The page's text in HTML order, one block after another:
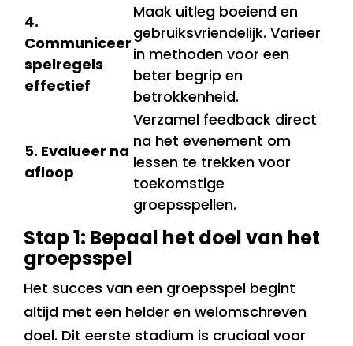
4.
Communiceer
spelregels
effectief
Maak uitleg boeiend en
gebruiksvriendelijk. Varieer
in methoden voor een
beter begrip en
betrokkenheid.
5. Evalueer na
afloop
Verzamel feedback direct
na het evenement om
lessen te trekken voor
toekomstige
groepsspellen.
Stap 1: Bepaal het doel van het
groepsspel
Het succes van een groepsspel begint
altijd met een helder en welomschreven
doel. Dit eerste stadium is cruciaal voor